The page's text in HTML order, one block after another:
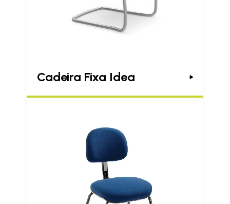
Cadeira Fixa Idea